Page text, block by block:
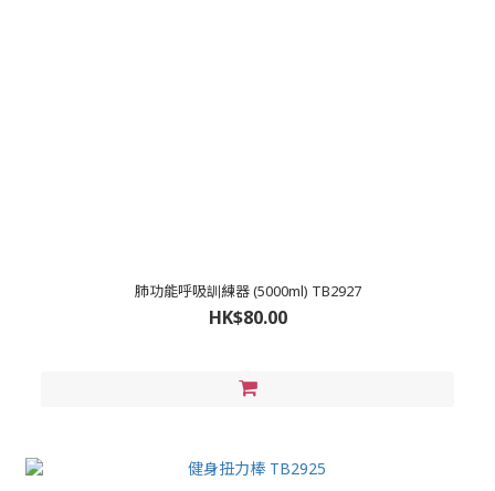
肺功能呼吸訓練器 (5000ml) TB2927
HK$80.00